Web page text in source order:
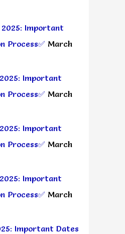
Important
Process✅ March
Important
Process✅ March
Important
Process✅ March
Important
Process✅ March
Important Dates